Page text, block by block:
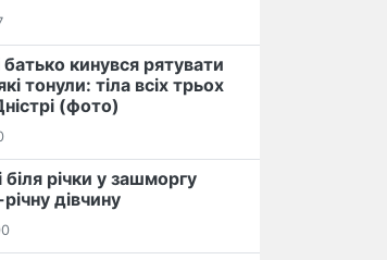
батько кинувся рятувати
тонули: тіла всіх трьох
(фото)
річки у зашморгу
дівчину